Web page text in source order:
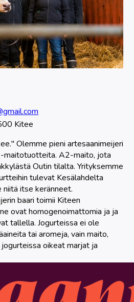
Kitee
Olemme pieni artesaanimeijeri
maitotuotteita. A2-maito, jota
Outin tilalta. Yrityksemme
tulevat Kesälahdelta
itse keränneet.
baari toimii Kiteen
ovat homogenoimattomia ja ja
tallella. Jogurteissa ei ole
tai aromeja, vain maito,
oikeat marjat ja